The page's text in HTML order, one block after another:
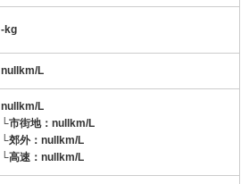
-kg
nullkm/L
nullkm/L
└市街地：nullkm/L
└郊外：nullkm/L
└高速：nullkm/L